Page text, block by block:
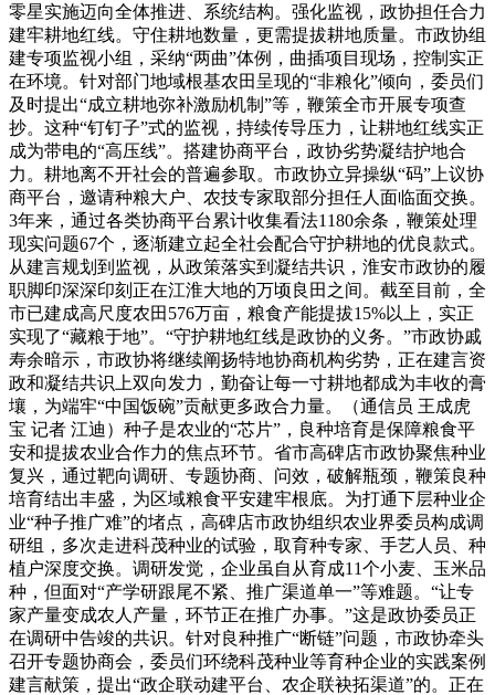
零星实施迈向全体推进、系统结构。强化监视，政协担任合力
建牢耕地红线。守住耕地数量，更需提拔耕地质量。市政协组
建专项监视小组，采纳“两曲”体例，曲插项目现场，控制实正
在环境。针对部门地域根基农田呈现的“非粮化”倾向，委员们
及时提出“成立耕地弥补激励机制”等，鞭策全市开展专项查
抄。这种“钉钉子”式的监视，持续传导压力，让耕地红线实正
成为带电的“高压线”。搭建协商平台，政协劣势凝结护地合
力。耕地离不开社会的普遍参取。市政协立异操纵“码”上议协
商平台，邀请种粮大户、农技专家取部分担任人面临面交换。
3年来，通过各类协商平台累计收集看法1180余条，鞭策处理
现实问题67个，逐渐建立起全社会配合守护耕地的优良款式。
从建言规划到监视，从政策落实到凝结共识，淮安市政协的履
职脚印深深印刻正在江淮大地的万顷良田之间。截至目前，全
市已建成高尺度农田576万亩，粮食产能提拔15%以上，实正
实现了“藏粮于地”。“守护耕地红线是政协的义务。”市政协戚
寿余暗示，市政协将继续阐扬特地协商机构劣势，正在建言资
政和凝结共识上双向发力，勤奋让每一寸耕地都成为丰收的膏
壤，为端牢“中国饭碗”贡献更多政合力量。（通信员 王成虎
宝 记者 江迪）种子是农业的“芯片”，良种培育是保障粮食平
安和提拔农业合作力的焦点环节。省市高碑店市政协聚焦种业
复兴，通过靶向调研、专题协商、问效，破解瓶颈，鞭策良种
培育结出丰盛，为区域粮食平安建牢根底。为打通下层种业企
业“种子推广难”的堵点，高碑店市政协组织农业界委员构成调
研组，多次走进科茂种业的试验，取育种专家、手艺人员、种
植户深度交换。调研发觉，企业虽自从育成11个小麦、玉米品
种，但面对“产学研跟尾不紧、推广渠道单一”等难题。“让专
家产量变成农人产量，环节正在推广办事。”这是政协委员正
在调研中告竣的共识。针对良种推广“断链”问题，市政协牵头
召开专题协商会，委员们环绕科茂种业等育种企业的实践案例
建言献策，提出“政企联动建平台、农企联袂拓渠道”的。正在